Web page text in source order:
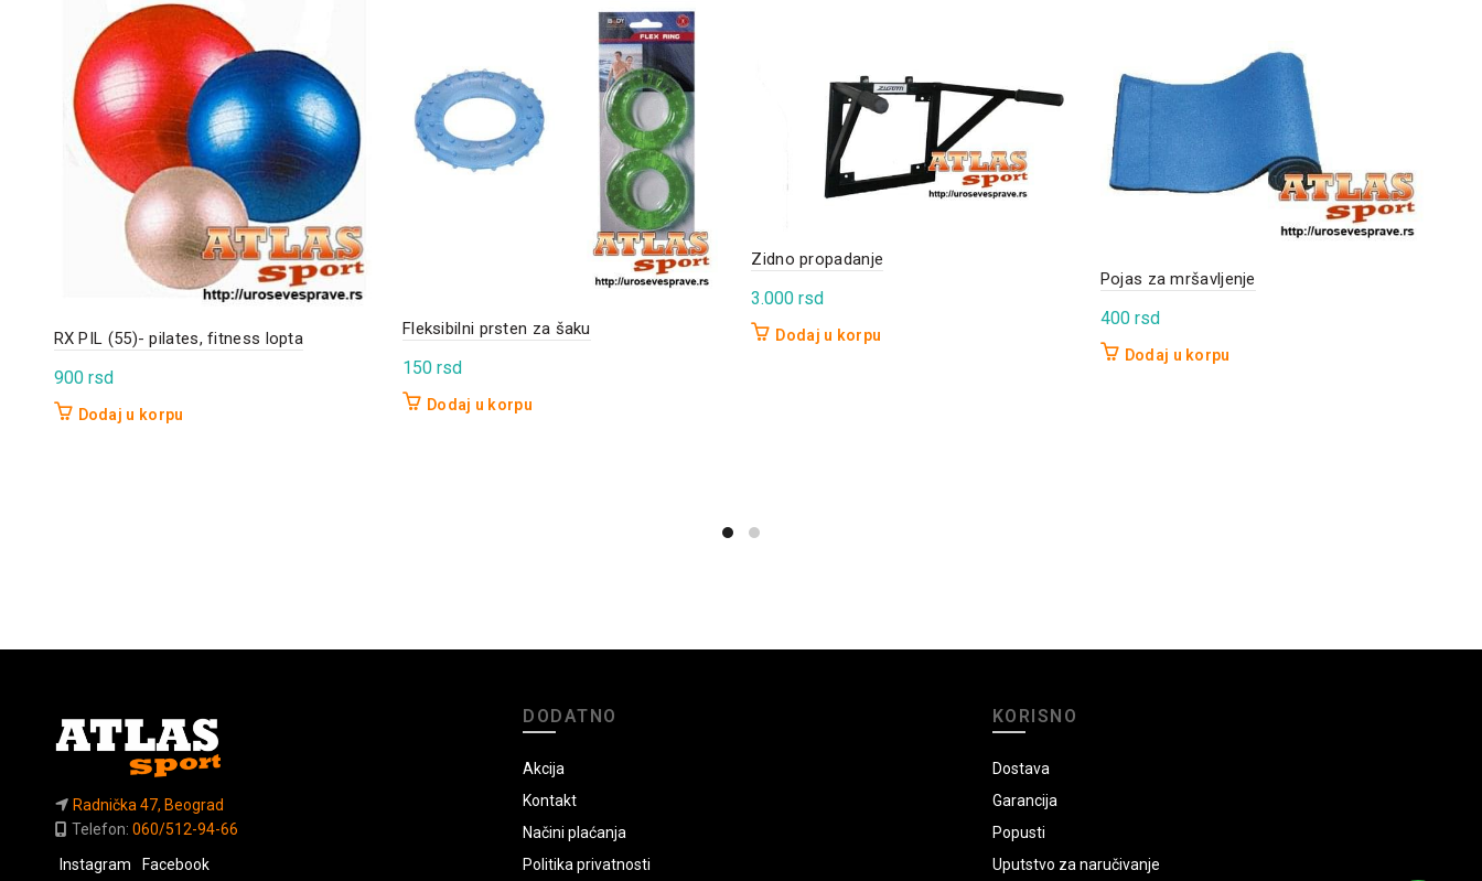
RX PIL (55)- pilates, fitness lopta
900 rsd
Dodaj u korpu
Fleksibilni prsten za šaku
150 rsd
Dodaj u korpu
Zidno propadanje
3.000rsd
Dodaj u korpu
Pojas za mršavljenje
400 rsd
Dodaj u korpu
Radnička 47, Beograd
Telefon: 060/512-94-66
Instagram
Facebook
DODATNO
Akcija
Kontakt
Načini plaćanja
Politika privatnosti
KORISNO
Dostava
Garancija
Popusti
Uputstvo za naručivanje